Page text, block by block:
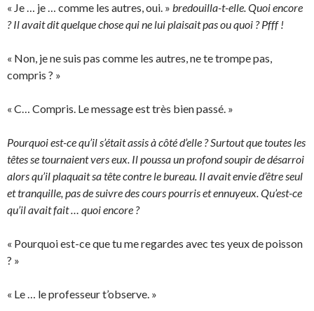
« Je … je … comme les autres, oui. » bredouilla-t-elle. Quoi encore
? Il avait dit quelque chose qui ne lui plaisait pas ou quoi ? Pfff !
« Non, je ne suis pas comme les autres, ne te trompe pas,
compris ? »
« C… Compris. Le message est très bien passé. »
Pourquoi est-ce qu’il s’était assis à côté d’elle ? Surtout que toutes les
têtes se tournaient vers eux. Il poussa un profond soupir de désarroi
alors qu’il plaquait sa tête contre le bureau. Il avait envie d’être seul
et tranquille, pas de suivre des cours pourris et ennuyeux. Qu’est-ce
qu’il avait fait … quoi encore ?
« Pourquoi est-ce que tu me regardes avec tes yeux de poisson
? »
« Le … le professeur t’observe. »